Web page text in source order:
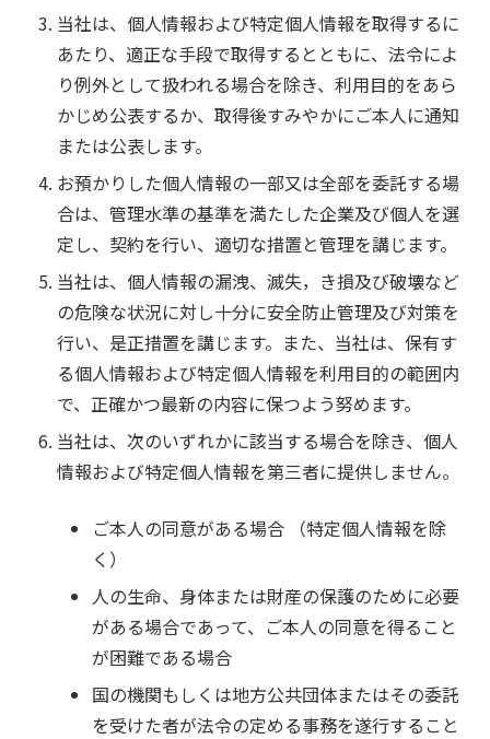
当社は、個人情報および特定個人情報を取得するに
あたり、適正な手段で取得するとともに、法令によ
り例外として扱われる場合を除き、利用目的をあら
かじめ公表するか、取得後すみやかにご本人に通知
または公表します。
お預かりした個人情報の一部又は全部を委託する場
合は、管理水準の基準を満たした企業及び個人を選
定し、契約を行い、適切な措置と管理を講じます。
当社は、個人情報の漏洩、滅失，き損及び破壊など
の危険な状況に対し十分に安全防止管理及び対策を
行い、是正措置を講じます。また、当社は、保有す
る個人情報および特定個人情報を利用目的の範囲内
で、正確かつ最新の内容に保つよう努めます。
当社は、次のいずれかに該当する場合を除き、個人
情報および特定個人情報を第三者に提供しません。
ご本人の同意がある場合 （特定個人情報を除
く）
人の生命、身体または財産の保護のために必要
がある場合であって、ご本人の同意を得ること
が困難である場合
国の機関もしくは地方公共団体またはその委託
を受けた者が法令の定める事務を遂行すること